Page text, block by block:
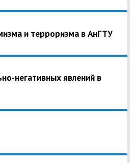
и терроризма в АнГТУ
негативных явлений в